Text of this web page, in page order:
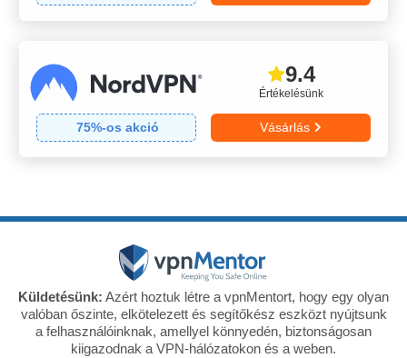
Értékelésünk
9.4
75%-os akció Vásárlás
Küldetésünk: Azért hoztuk létre a vpnMentort, hogy egy olyan
valóban őszinte, elkötelezett és segítőkész eszközt nyújtsunk
a felhasználóinknak, amellyel könnyedén, biztonságosan
kiigazodnak a VPN-hálózatokon és a weben.